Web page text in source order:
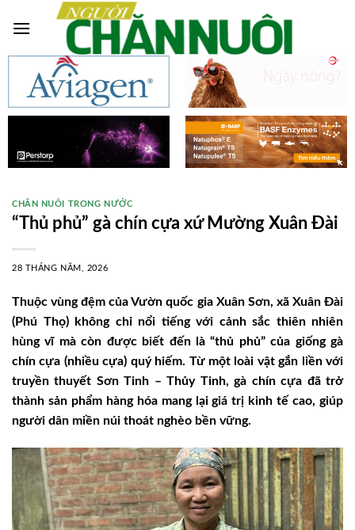
CHĂN NUÔI TRONG NƯỚC
“Thủ phủ” gà chín cựa xứ Mường Xuân Đài
28 THÁNG NĂM, 2026
Thuộc vùng đệm của Vườn quốc gia Xuân Sơn, xã Xuân Đài
(Phú Thọ) không chỉ nổi tiếng với cảnh sắc thiên nhiên
hùng vĩ mà còn được biết đến là “thủ phủ” của giống gà
chín cựa (nhiều cựa) quý hiếm. Từ một loài vật gắn liền với
truyền thuyết Sơn Tinh – Thủy Tinh, gà chín cựa đã trở
thành sản phẩm hàng hóa mang lại giá trị kinh tế cao, giúp
người dân miền núi thoát nghèo bền vững.